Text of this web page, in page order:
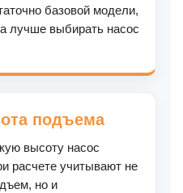
базовой модели,
лучше выбирать насос
подъема
высоту насос
расчете учитывают не
но и